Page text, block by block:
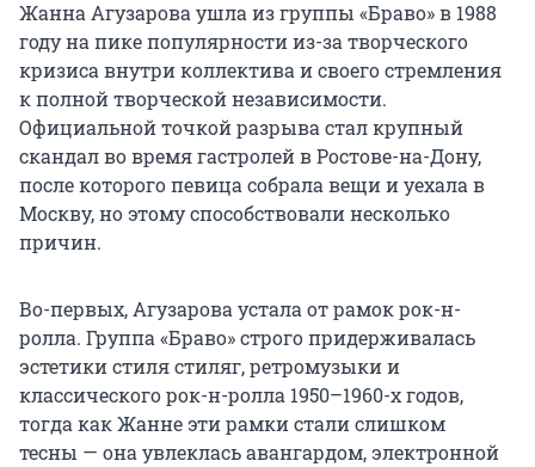
Жанна Агузарова ушла из группы «Браво» в 1988
году на пике популярности из-за творческого
кризиса внутри коллектива и своего стремления
к полной творческой независимости.
Официальной точкой разрыва стал крупный
скандал во время гастролей в Ростове-на-Дону,
после которого певица собрала вещи и уехала в
Москву, но этому способствовали несколько
причин.
Во-первых, Агузарова устала от рамок рок-н-
ролла. Группа «Браво» строго придерживалась
эстетики стиля стиляг, ретромузыки и
классического рок-н-ролла 1950–1960-х годов,
тогда как Жанне эти рамки стали слишком
тесны — она увлеклась авангардом, электронной